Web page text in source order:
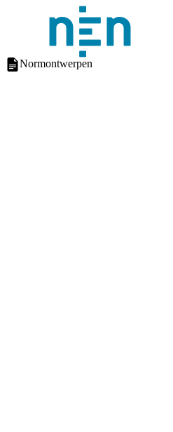
Normontwerpen